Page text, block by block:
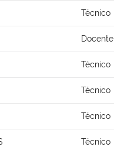
Técnico
Docente
Técnico
Técnico
Técnico
Técnico